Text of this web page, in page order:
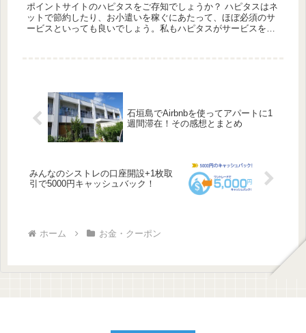
ポイントサイトのハピタスをご存知でしょうか？ ハピタスはネ
ットで節約したり、お小遣いを稼ぐにあたって、ほぼ必須のサ
ービスといっても良いでしょう。私もハピタスがサービスを開
石垣島でAirbnbを使ってアパートに1
週間滞在！その感想とまとめ
みんなのシストレの口座開設+1枚取
引で5000円キャッシュバック！
ホーム お金・クーポン